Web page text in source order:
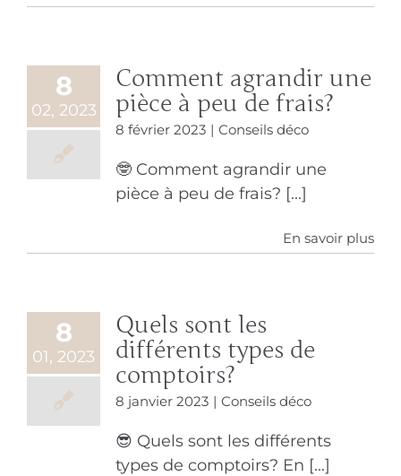
8
02, 2023
Comment agrandir une
pièce à peu de frais?
8 février 2023 | Conseils déco
🤓 Comment agrandir une
pièce à peu de frais? [...]
En savoir plus
8
01, 2023
Quels sont les
différents types de
comptoirs?
8 janvier 2023 | Conseils déco
😎 Quels sont les différents
types de comptoirs? En [...]